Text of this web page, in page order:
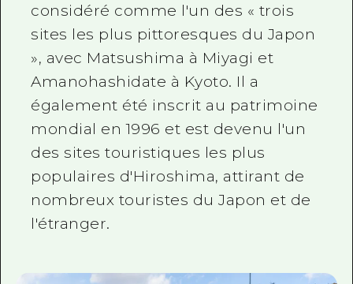
considéré comme l'un des « trois
sites les plus pittoresques du Japon
», avec Matsushima à Miyagi et
Amanohashidate à Kyoto. Il a
également été inscrit au patrimoine
mondial en1996 et est devenu l'un
des sites touristiques les plus
populaires d'Hiroshima, attirant de
nombreux touristes du Japon et de
l'étranger.